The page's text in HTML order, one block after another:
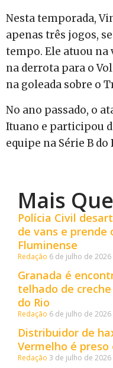
Nesta temporada,
apenas três jogos,
tempo. Ele atuou na
na derrota para o
na goleada sobre o
No ano passado, o
Ituano e participou
equipe na Série B
Mais
Polícia Civil
de vans e prende
Fluminense
Redação 6 de julho de 2026
Granada é
telhado de
do Rio
Redação 6 de julho de 2026
Distribuidor de
Vermelho é
Redação 3 de julho de 2026